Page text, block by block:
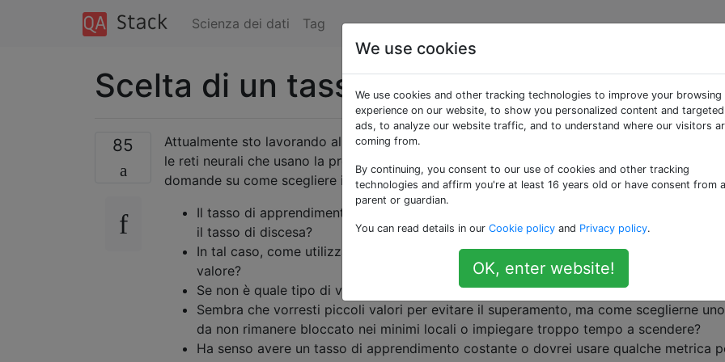
Scienza dei dati Tag
Scelta di un tasso di apprendimento
85 Attualmente sto lavorando all'implementazione della Discesa stocastica del gradiente
le reti neurali che usano la propagazione di ritorno, e mentre capisco il suo scopo ho alcune
domande su come scegliere i valori per il tasso di apprendimento.
Il tasso di apprendimento è correlato alla forma del gradiente di errore, in quanto
il tasso di discesa?
In tal caso, come utilizzate queste informazioni per informare la vostra decisione su un
valore?
Se non è quale tipo di valori dovrei scegliere e come dovrei sceglierli?
Sembra che vorresti piccoli valori per evitare il superamento, ma come sceglierne
da non rimanere bloccato nei minimi locali o impiegare troppo tempo a scendere?
Ha senso avere un tasso di apprendimento costante o dovrei usare qualche metrica
We use cookies
We use cookies and other tracking technologies to improve your browsing
experience on our website, to show you personalized content and targeted
ads, to analyze our website traffic, and to understand where our visitors
coming from.
By continuing, you consent to our use of cookies and other tracking
technologies and affirm you're at least 16 years old or have consent from a
parent or guardian.
You can read details in our Cookie policy and Privacy policy.
OK, enter website!